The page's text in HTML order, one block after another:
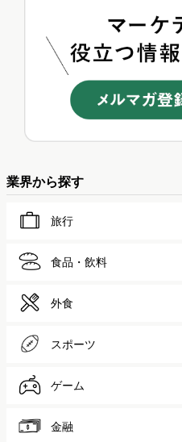
業界から探す
旅行
食品・飲料
外食
スポーツ
ゲーム
金融